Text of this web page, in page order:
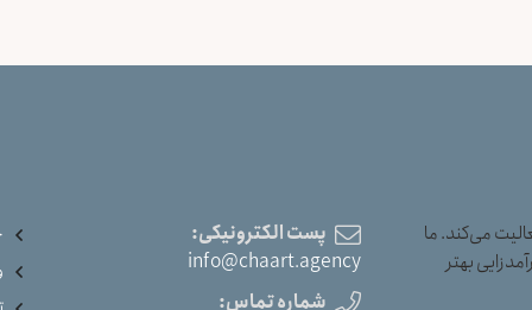
می‌کند. ما
بهتر
پست الکترونیکی:
info@chaart.agency
شماره تماس: